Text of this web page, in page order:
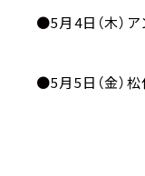
●5月4日（木）ア
●5月5日（金）